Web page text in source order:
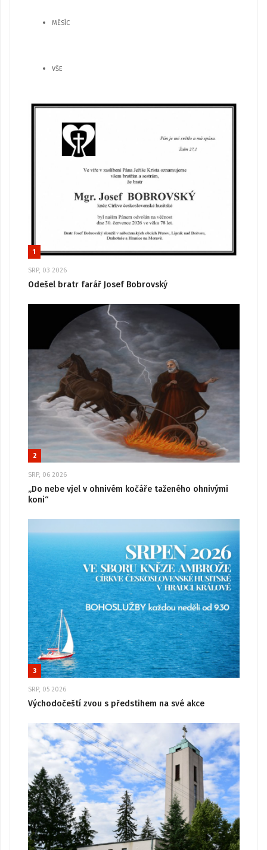
MĚSÍC
VŠE
1
SRP, 03 2026
Odešel bratr farář Josef Bobrovský
2
SRP, 06 2026
„Do nebe vjel v ohnivém kočáře taženého ohnivými
koni“
3
SRP, 05 2026
Východočeští zvou s předstihem na své akce